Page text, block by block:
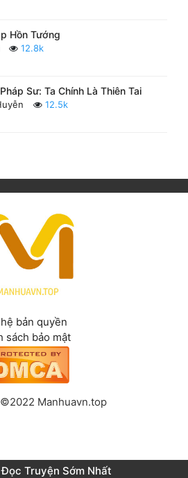
Hồn Tướng
12.8k
Sư: Ta Chính Là Thiên Tai
12.5k
bản quyền
sách bảo mật
Manhuavn.top
Truyện Sớm Nhất